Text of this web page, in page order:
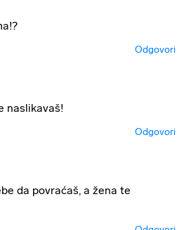
Odgovori
naslikavaš!
Odgovori
da povraćaš, a žena te